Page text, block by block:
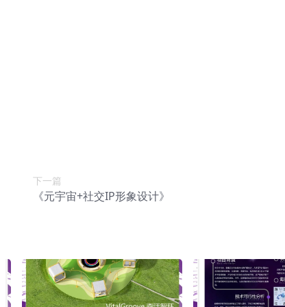
下一篇
《元宇宙+社交IP形象设计》